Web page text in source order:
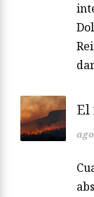
El